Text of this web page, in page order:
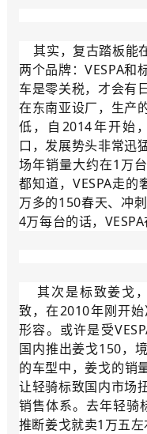
其实，复古踏板能
两个品牌：VESPA和
车是零关税，才会有
在东南亚设厂，生产
低，自2014年开始
口，发展势头非常迅
场年销量大约在1万
都知道，VESPA走
万多的150春天、冲
4万每台的话，
其次是标致姜戈
致，在2010年刚开
形容。或许是受
国内推出姜戈150，
的车型中，姜戈的销
让轻骑标致国内市场
销售体系。去年轻骑
推断姜戈就卖1万五左